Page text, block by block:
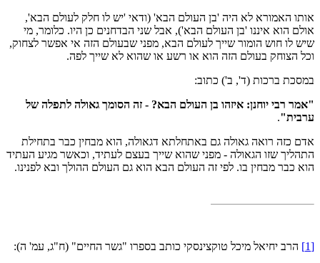
אותו האמורא לא היה 'בן העולם הבא' (ודאי 'יש לו חלק לעולם הבא',
אולם הוא איננו 'בן העולם הבא'), אבל שני הבדחנים כן היו. כלומר, מי
שיש לו חוש הומור שייך לעולם הבא, מפני שבעולם הזה אי אפשר לצחוק,
וכל הצוחק בעולם הזה הוא או רשע או שהוא לא שייך לפה.
במסכת ברכות (ד', ב') כתוב:
"אמר רבי יוחנן: איזהו בן העולם הבא? - זה הסומך גאולה לתפלה של
ערבית".
אדם כזה רואה גאולה גם באתחלתא דגאולה, הוא מבחין כבר בתחילת
התהליך שזו הגאולה - מפני שהוא שייך בעצם לעתיד, וכאשר מגיע העתיד
הוא כבר מבחין בו. לפי זה העולם הבא הוא גם העולם ההולך ובא לפנינו.
[1]
הרב יחיאל מיכל טוקצינסקי כותב בספרו "גשר החיים" (ח"ג, עמ' ה):